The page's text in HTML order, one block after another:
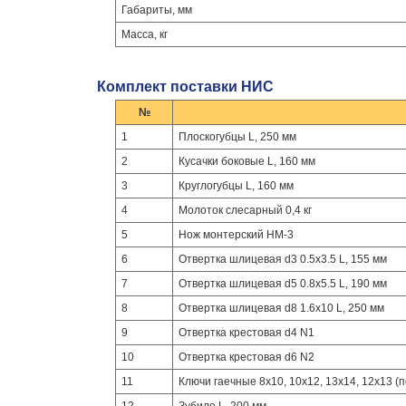
Габариты, мм
Масса, кг
Комплект поставки НИС
№
1
Плоскогубцы L, 250 мм
2
Кусачки боковые L, 160 мм
3
Круглогубцы L, 160 мм
4
Молоток слесарный 0,4 кг
5
Нож монтерский НМ-3
6
Отвертка шлицевая d3 0.5x3.5 L, 155 мм
7
Отвертка шлицевая d5 0.8x5.5 L, 190 мм
8
Отвертка шлицевая d8 1.6x10 L, 250 мм
9
Отвертка крестовая d4 N1
10
Отвертка крестовая d6 N2
11
Ключи гаечные 8x10, 10x12, 13x14, 12x13